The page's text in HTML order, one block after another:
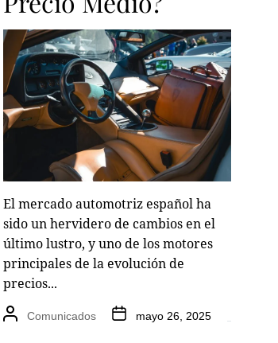
El mercado automotriz español ha
sido un hervidero de cambios en el
último lustro, y uno de los motores
principales de la evolución de
precios...
Comunicados mayo 26, 2025